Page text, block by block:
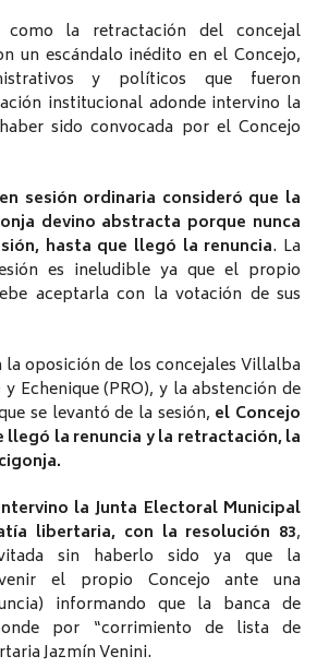
la retractación del concejal
un escándalo inédito en el Concejo,
y políticos que fueron
institucional adonde intervino la
sido convocada por el Concejo
sesión ordinaria consideró que la
devino abstracta porque nunca
hasta que llegó la renuncia. La
es ineludible ya que el propio
aceptarla con la votación de sus
la oposición de los concejales Villalba
Echenique (PRO), y la abstención de
se levantó de la sesión, el Concejo
llegó la renuncia y la retractación, la
la Junta Electoral Municipal
libertaria, con la resolución 83,
sin haberlo sido ya que la
el propio Concejo ante una
informando que la banca de
por “corrimiento de lista de
Jazmín Venini.